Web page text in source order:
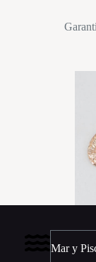
Mar y